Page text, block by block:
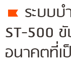
ระบบบ
ST-500
อนาคตที่เ